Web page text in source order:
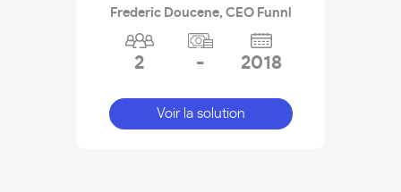
Frederic Doucene, CEO Funnl
2 - 2018
Voir la solution